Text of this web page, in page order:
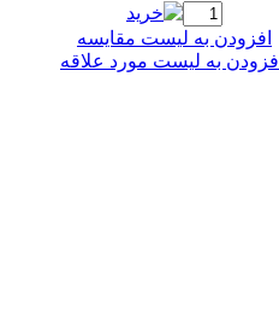
افزودن به ليست مقايسه
افزودن به لیست مورد علاقه